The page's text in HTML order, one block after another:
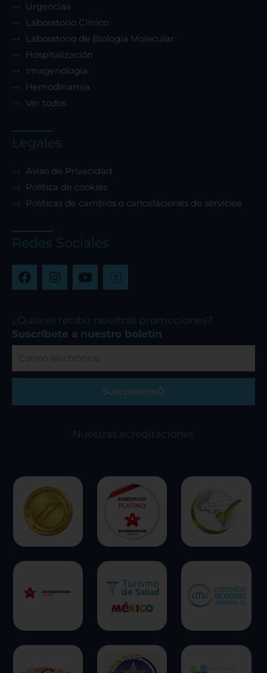
Urgencias
Laboratorio Clínico
Laboratorio de Biología Molecular
Hospitalización
Imagenología
Hemodinamia
Ver todos
Legales
Aviso de Privacidad
Política de cookies
Políticas de cambios o cancelaciones de servicios
Redes Sociales
F
a
b
o
o
k
I
n
a
g
r
a
m
Y
o
u
b
e
¿Quieres recibir nuestras promociones?
Suscríbete a nuestro boletín
electrónico
Suscribirme
Nuestras acreditaciones